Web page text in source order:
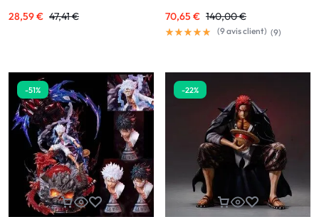
47,41€
28,59€ 140,00€
70,65 €
(9avis client) (9)
-51% -22%